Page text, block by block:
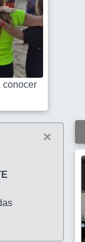
conocer
×